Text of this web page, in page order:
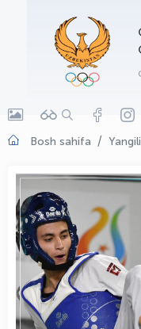
Bosh sahifa
OLYMPCHIK AI -
Onlayn · olympic.uz